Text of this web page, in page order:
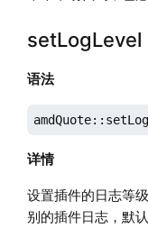
setLogLevel
语法
详情
设置插件的日志等
别的插件日志，默